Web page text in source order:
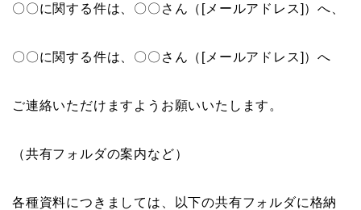
〇〇に関する件は、〇〇さん（[メールアドレス]）へ、
〇〇に関する件は、〇〇さん（[メールアドレス]）へ
ご連絡いただけますようお願いいたします。
（共有フォルダの案内など）
各種資料につきましては、以下の共有フォルダに格納